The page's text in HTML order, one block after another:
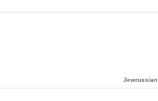
Jewrussian